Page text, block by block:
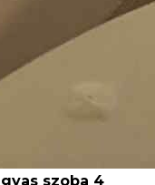
szoba 4